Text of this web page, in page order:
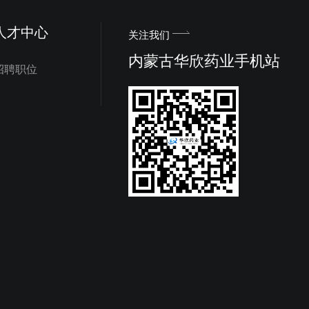
才中心
聘职位
关注我们 
内蒙古华欣药业手机站